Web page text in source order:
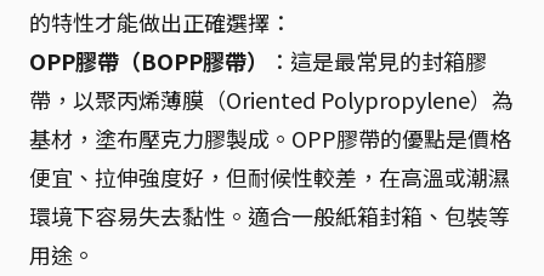
的特性才能做出正確選擇：
OPP膠帶（BOPP膠帶）
：這是最常見的封箱膠
帶，以聚丙烯薄膜（Oriented Polypropylene）為
基材，塗布壓克力膠製成。OPP膠帶的優點是價格
便宜、拉伸強度好，但耐候性較差，在高溫或潮濕
環境下容易失去黏性。適合一般紙箱封箱、包裝等
用途。